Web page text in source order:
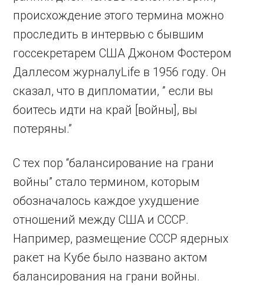
происхождение этого термина можно
проследить в интервью с бывшим
госсекретарем США Джоном Фостером
Даллесом журналуLife в 1956 году. Он
сказал, что в дипломатии, ” если вы
боитесь идти на край [войны], вы
потеряны.”
С тех пор “балансирование на грани
войны” стало термином, которым
обозначалось каждое ухудшение
отношений между США и СССР.
Например, размещение СССР ядерных
ракет на Кубе было названо актом
балансирования на грани войны.